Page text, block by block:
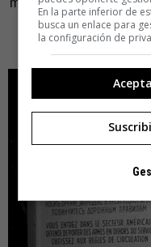
tanto porque
En la parte inferior de
busca un enlace para
la configuración de